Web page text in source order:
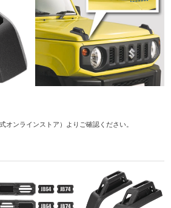
ンラインストア）よりご確認ください。